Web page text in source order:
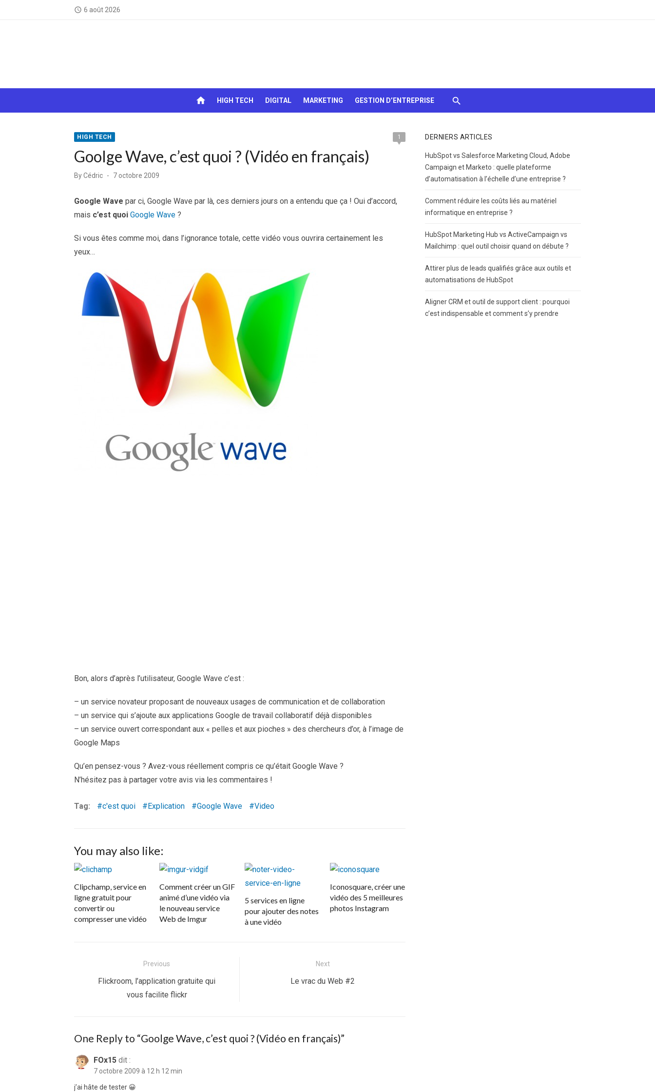
access_time 6 août 2026
chocolats…
tomber !
home HIGH TECH DIGITAL MARKETING GESTION D’ENTREPRISE
HIGH TECH 1
Goolge Wave, c’est quoi ? (Vidéo en français)
ByCédric
Posted
7 octobre 2009
Google Wave par ci, Google Wave par là, ces derniers jours on a entendu que ça ! Oui d’accord,
mais c’est quoi Google Wave ?
Si vous êtes comme moi, dans l’ignorance totale, cette vidéo vous ouvrira certainement les
yeux…
Bon, alors d’après l’utilisateur, Google Wave c’est :
– un service novateur proposant de nouveaux usages de communication et de collaboration
– un service qui s’ajoute aux applications Google de travail collaboratif déjà disponibles
– un service ouvert correspondant aux « pelles et aux pioches » des chercheurs d’or, à l’image de
Google Maps
Qu’en pensez-vous ? Avez-vous réellement compris ce qu’était Google Wave ?
N’hésitez pas à partager votre avis via les commentaires !
Tag: c'est quoi Explication Google Wave Video
You may also like:
Clipchamp, service en
ligne gratuit pour
convertir ou
compresser une vidéo
Comment créer un GIF
animé d’une vidéo via
le nouveau service
Web de Imgur
5 services en ligne
pour ajouter des notes
à une vidéo
Iconosquare, créer une
vidéo des 5 meilleures
photos Instagram
Previous
Previous
Flickroom, l’application gratuite qui
vous facilite flickr
Next
Next
Le vrac du Web #2
One Reply to “Goolge Wave, c’est quoi ? (Vidéo en français)”
FOx15 dit :
7 octobre 2009 à 12 h 12 min
j’ai hâte de tester 😀
DERNIERS ARTICLES
HubSpot vs Salesforce Marketing Cloud, Adobe
Campaign et Marketo : quelle plateforme
d’automatisation à l’échelle d’une entreprise ?
Comment réduire les coûts liés au matériel
informatique en entreprise ?
HubSpot Marketing Hub vs ActiveCampaign vs
Mailchimp : quel outil choisir quand on débute ?
Attirer plus de leads qualifiés grâce aux outils et
automatisations de HubSpot
Aligner CRM et outil de support client : pourquoi
c’est indispensable et comment s’y prendre